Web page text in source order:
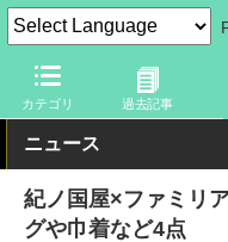
カテゴリ 過去記事
トラベル Watch 旅のアイ
ニュース
紀ノ国屋×ファミリ
グや巾着など4点